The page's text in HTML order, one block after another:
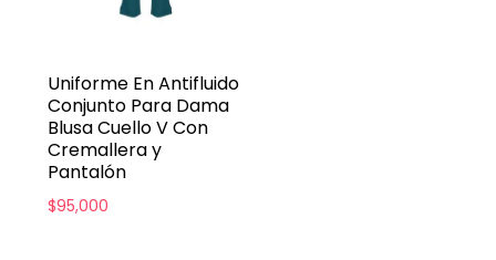
Uniforme En Antifluido
Conjunto Para Dama
Blusa Cuello V Con
Cremallera y
Pantalón
$95,000